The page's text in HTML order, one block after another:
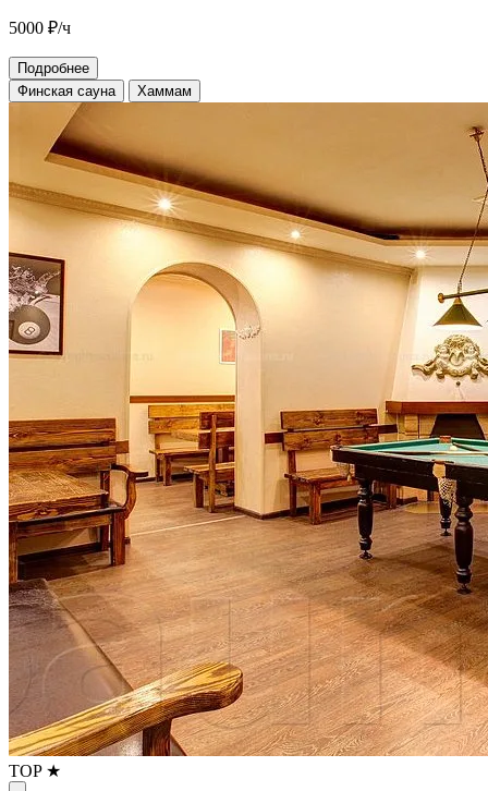
5000 ₽/ч
Подробнее
Финская сауна
Хаммам
TOP ★